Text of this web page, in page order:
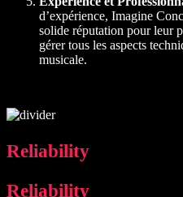
d’expérience, Imagine
solide réputation pour leur
gérer tous les aspects
musicale.
Reliability
Reliability